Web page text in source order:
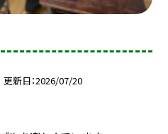
更新日 2026/07/20